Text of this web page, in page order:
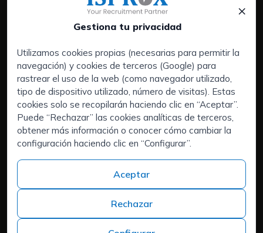
Gestiona tu privacidad
×
Utilizamos cookies propias (necesarias para permitir la
navegación) y cookies de terceros (Google) para
rastrear el uso de la web (como navegador utilizado,
tipo de dispositivo utilizado, número de visitas). Estas
cookies solo se recopilarán haciendo clic en “Aceptar”.
Puede “Rechazar” las cookies analíticas de terceros,
obtener más información o conocer cómo cambiar la
configuración haciendo clic en “Configurar”.
Aceptar
Rechazar
Servicios:
Empresas
Executive Search | Selección de Directivos
Outsourcing de RRHH
Áreas de interés:
Candidatos
Quiénes somos
Contacto
Trabaja en ISPROX
Teléfono